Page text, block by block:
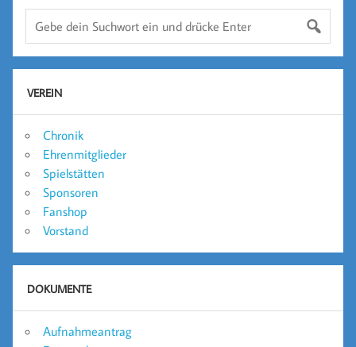
VEREIN
Chronik
Ehrenmitglieder
Spielstätten
Sponsoren
Fanshop
Vorstand
DOKUMENTE
Aufnahmeantrag